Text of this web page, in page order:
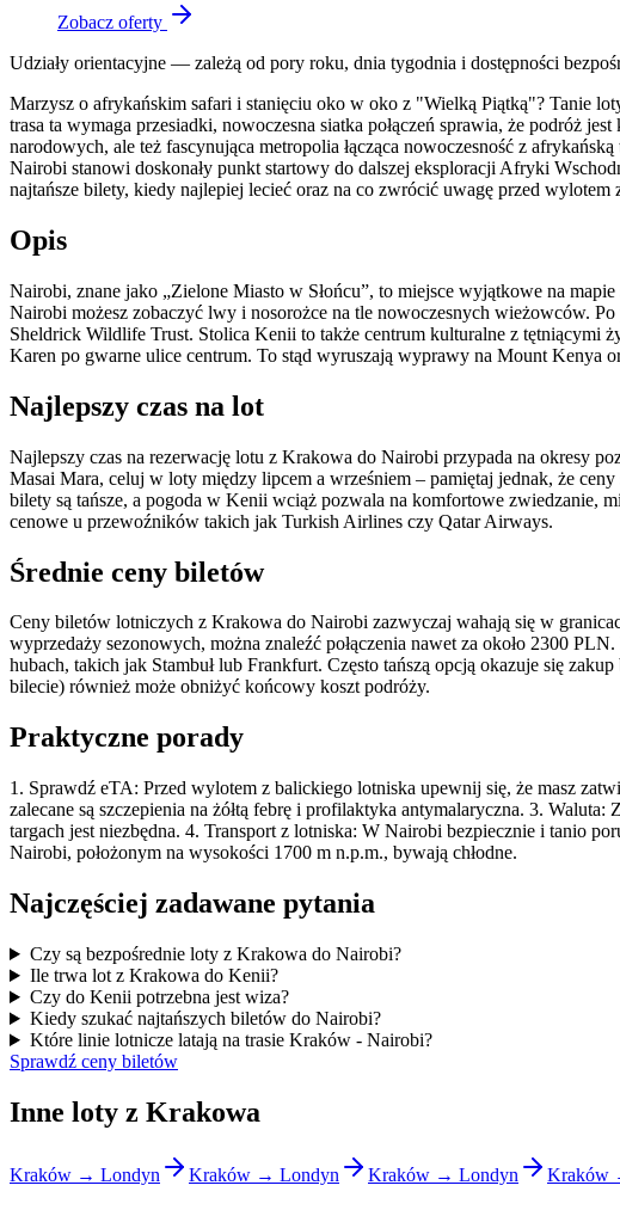
Zobacz oferty
Udziały orientacyjne — zależą od pory roku, dnia tygodnia i dostępności
Marzysz o afrykańskim safari i stanięciu oko w oko z "Wielką Piątką"? Tanie
trasa ta wymaga przesiadki, nowoczesna siatka połączeń sprawia, że podróż
narodowych, ale też fascynująca metropolia łącząca nowoczesność z
Nairobi stanowi doskonały punkt startowy do dalszej eksploracji Afryki
najtańsze bilety, kiedy najlepiej lecieć oraz na co zwrócić uwagę przed
Opis
Nairobi, znane jako „Zielone Miasto w Słońcu”, to miejsce wyjątkowe na
Nairobi możesz zobaczyć lwy i nosorożce na tle nowoczesnych wieżowców.
Sheldrick Wildlife Trust. Stolica Kenii to także centrum kulturalne z tętniącymi
Karen po gwarne ulice centrum. To stąd wyruszają wyprawy na Mount Kenya
Najlepszy czas na lot
Najlepszy czas na rezerwację lotu z Krakowa do Nairobi przypada na okresy
Masai Mara, celuj w loty między lipcem a wrześniem – pamiętaj jednak, że
bilety są tańsze, a pogoda w Kenii wciąż pozwala na komfortowe zwiedzanie,
cenowe u przewoźników takich jak Turkish Airlines czy Qatar Airways.
Średnie ceny biletów
Ceny biletów lotniczych z Krakowa do Nairobi zazwyczaj wahają się w
wyprzedaży sezonowych, można znaleźć połączenia nawet za około 2300
hubach, takich jak Stambuł lub Frankfurt. Często tańszą opcją okazuje się
bilecie) również może obniżyć końcowy koszt podróży.
Praktyczne porady
1. Sprawdź eTA: Przed wylotem z balickiego lotniska upewnij się, że masz
zalecane są szczepienia na żółtą febrę i profilaktyka antymalaryczna. 3.
targach jest niezbędna. 4. Transport z lotniska: W Nairobi bezpiecznie i tanio
Nairobi, położonym na wysokości 1700 m n.p.m., bywają chłodne.
Najczęściej zadawane pytania
Czy są bezpośrednie loty z Krakowa do Nairobi?
Ile trwa lot z Krakowa do Kenii?
Czy do Kenii potrzebna jest wiza?
Kiedy szukać najtańszych biletów do Nairobi?
Które linie lotnicze latają na trasie Kraków - Nairobi?
Sprawdź ceny biletów
Inne loty z Krakowa
Kraków → Londyn Kraków → Londyn Kraków → Londyn Kraków